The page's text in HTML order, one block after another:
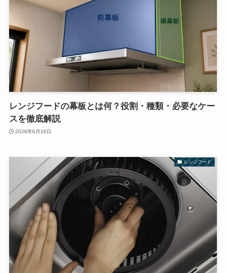
レンジフードの幕板とは何？役割・種類・必要なケー
スを徹底解説
2026年6月16日
レンジフード